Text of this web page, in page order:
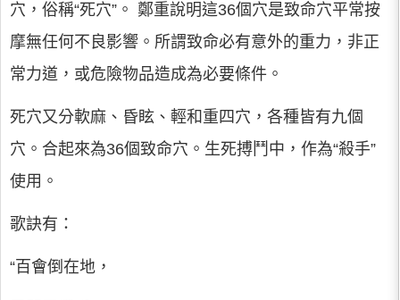
穴，俗稱“死穴”。 鄭重說明這36個穴是致命穴平常按
摩無任何不良影響。所謂致命必有意外的重力，非正
常力道，或危險物品造成為必要條件。
死穴又分軟麻、昏眩、輕和重四穴，各種皆有九個
穴。合起來為36個致命穴。生死搏鬥中，作為“殺手”
使用。
歌訣有：
“百會倒在地，